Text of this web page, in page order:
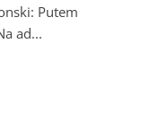
Putem
ad...